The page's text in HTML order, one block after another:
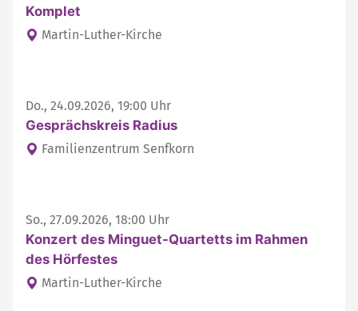
Komplet
Martin-Luther-Kirche
Do., 24.09.2026, 19:00 Uhr
Gesprächskreis Radius
Familienzentrum Senfkorn
So., 27.09.2026, 18:00 Uhr
Konzert des Minguet-Quartetts im Rahmen
des Hörfestes
Martin-Luther-Kirche